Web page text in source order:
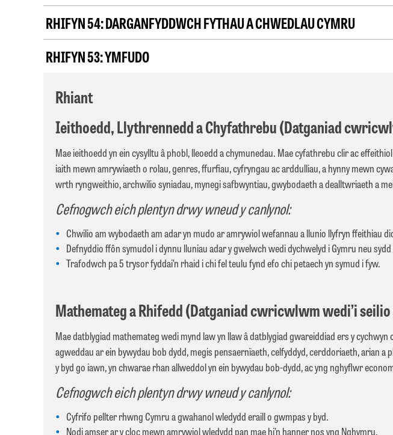
RHIFYN 54:DARGANFYDDWCH FYTHAU A CHWEDLAU CYMRU
RHIFYN 53:YMFUDO
Rhiant
Ieithoedd, Llythrennedd a Chyfathrebu (Datganiad
Mae ieithoedd yn ein cysylltu â phobl, lleoedd a chymunedau. Mae cyfathrebu clir ac
iaith mewn amrywiaeth o rolau, genres, ffurfiau, cyfryngau ac arddulliau, a hynny mewn
wrth ryngweithio, archwilio syniadau, mynegi safbwyntiau, gwybodaeth a dealltwriaeth a
Cefnogwch eich plentyn drwy wneud y canlynol:
Chwilio am wybodaeth am adar yn mudo ar amrywiol wefannau a llunio llyfryn ffeithiau
Defnyddio ffôn symudol i dynnu lluniau adar y gwelwch wedi dychwelyd i Gymru neu
Trafodwch pa 5 trysor fyddai’n rhaid i chi fel teulu fynd efo chi petaech yn symud i fyw.
Mathemateg a Rhifedd (Datganiad cwricwlwm wedi’i
Mae datblygiad mathemateg wedi mynd law yn llaw â datblygiad gwareiddiad ers y
agweddau ar ein bywydau bob dydd, megis pensaernïaeth, celfyddyd, cerddoriaeth, arian
y byd go iawn, yn chwarae rhan allweddol yn ein bywydau bob-dydd, ac yng nghyﬂwr
Cefnogwch eich plentyn drwy wneud y canlynol:
Cyfrifo pellter rhwng Cymru a gwahanol wledydd eraill o gwmpas y byd.
Nodi amser ar y cloc mewn amrywiol wledydd pan mae hi’n hanner nos yng Nghymru.